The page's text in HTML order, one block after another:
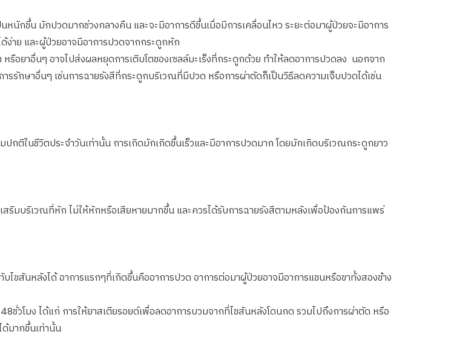
กขึ้น มักปวดมากช่วงกลางคืน และจะมีอาการดีขึ้นเมื่อมีการเคลื่อนไหว ระยะต่อมาผู้ป่วยจะมีอาการ
ง่าย และผู้ป่วยอาจมีอาการปวดจากกระดูกหัก
ยาอื่นๆ อาจไปส่งผลหยุดการเติบโตของเซลล์มะเร็งที่กระดูกด้วย ทำให้ลดอาการปวดลง นอกจาก
รรักษาอื่นๆ เช่นการฉายรังสีที่กระดูกบริเวณที่มีปวด หรือการผ่าตัดก็เป็นวิธีลดความเจ็บปวดได้เช่น
ในชีวิตประจำวันเท่านั้น การเกิดมักเกิดขึ้นเร็วและมีอาการปวดมาก โดยมักเกิดบริเวณกระดูกยาว
บริเวณที่หัก ไม่ให้หักหรือเสียหายมากขึ้น และควรได้รับการฉายรังสีตามหลังเพื่อป้องกันการแพร่
สันหลังได้ อาการแรกๆที่เกิดขึ้นคืออาการปวด อาการต่อมาผู้ป่วยอาจมีอาการแขนหรือขาทั้งสองข้าง
โมง ได้แก่ การให้ยาสเตียรอยด์เพื่อลดอาการบวมจากที่ไขสันหลังโดนกด รวมไปถึงการผ่าตัด หรือ
ด้มากขึ้นเท่านั้น